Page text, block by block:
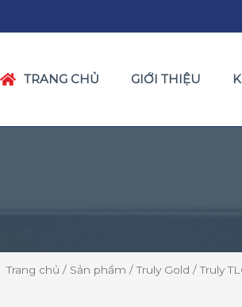
TRANG CHỦ GIỚI THIỆU
Trang chủ / Sản phẩm /Truly Gold / Truly